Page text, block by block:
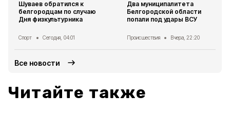
Шуваев обратился к
белгородцам по случаю
Дня физкультурника
Спорт Сегодня, 04:01
Два муниципалитета
Белгородской области
попали под удары ВСУ
Происшествия Вчера, 22:20
Все новости
Читайте также